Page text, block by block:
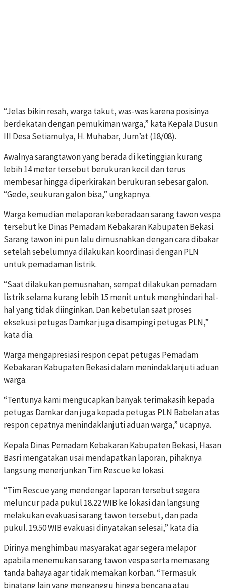
“Jelas bikin resah, warga takut, was-was karena posisinya
berdekatan dengan pemukiman warga,” kata Kepala Dusun
III Desa Setiamulya, H. Muhabar, Jum’at (18/08).
Awalnya sarangtawon yang berada di ketinggian kurang
lebih 14 meter tersebut berukuran kecil dan terus
membesar hingga diperkirakan berukuran sebesar galon.
“Gede, seukuran galon bisa,” ungkapnya.
Warga kemudian melaporan keberadaan sarang tawon vespa
tersebut ke Dinas Pemadam Kebakaran Kabupaten Bekasi.
Sarang tawon ini pun lalu dimusnahkan dengan cara dibakar
setelah sebelumnya dilakukan koordinasi dengan PLN
untuk pemadaman listrik.
“Saat dilakukan pemusnahan, sempat dilakukan pemadam
listrik selama kurang lebih 15 menit untuk menghindari hal-
hal yang tidak diinginkan. Dan kebetulan saat proses
eksekusi petugas Damkar juga disampingi petugas PLN,”
kata dia.
Warga mengapresiasi respon cepat petugas Pemadam
Kebakaran Kabupaten Bekasi dalam menindaklanjuti aduan
warga.
“Tentunya kami mengucapkan banyak terimakasih kepada
petugas Damkar dan juga kepada petugas PLN Babelan atas
respon cepatnya menindaklanjuti aduan warga,” ucapnya.
Kepala Dinas Pemadam Kebakaran Kabupaten Bekasi, Hasan
Basri mengatakan usai mendapatkan laporan, pihaknya
langsung menerjunkan Tim Rescue ke lokasi.
“Tim Rescue yang mendengar laporan tersebut segera
meluncur pada pukul 18.22 WIB ke lokasi dan langsung
melakukan evakuasi sarang tawon tersebut, dan pada
pukul. 19.50 WIB evakuasi dinyatakan selesai,” kata dia.
Dirinya menghimbau masyarakat agar segera melapor
apabila menemukan sarang tawon vespa serta memasang
tanda bahaya agar tidak memakan korban. “Termasuk
binatang lain yang menganggu hingga bencana atau